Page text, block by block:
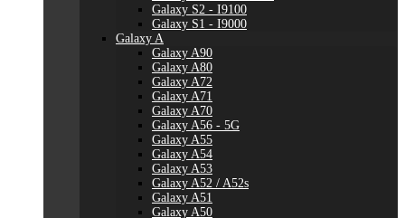
Galaxy S2 - I9100
Galaxy S1 - I9000
Galaxy A
Galaxy A90
Galaxy A80
Galaxy A72
Galaxy A71
Galaxy A70
Galaxy A56 - 5G
Galaxy A55
Galaxy A54
Galaxy A53
Galaxy A52 / A52s
Galaxy A51
Galaxy A50